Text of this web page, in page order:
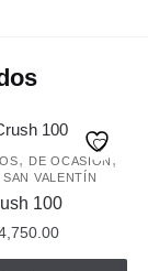
, DE OCASIÓN ,
SAN VALENTÍN
100